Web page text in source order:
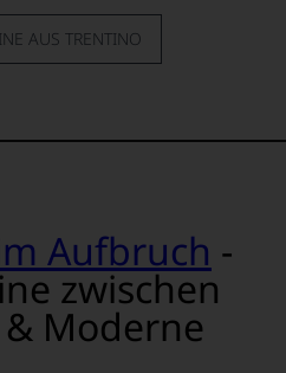
AUS TRENTINO
Aufbruch -
zwischen
Moderne